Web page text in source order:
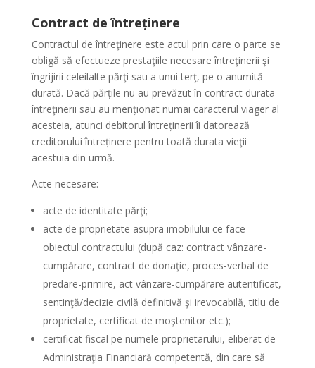
Contract de întreținere
Contractul de întreţinere este actul prin care o parte se
obligă să efectueze prestaţiile necesare întreţinerii şi
îngrijirii celeilalte părţi sau a unui terţ, pe o anumită
durată. Dacă părțile nu au prevăzut în contract durata
întreţinerii sau au menționat numai caracterul viager al
acesteia, atunci debitorul întreținerii îi datorează
creditorului întreținere pentru toată durata vieţii
acestuia din urmă.
Acte necesare:
acte de identitate părţi;
acte de proprietate asupra imobilului ce face
obiectul contractului (după caz: contract vânzare-
cumpărare, contract de donaţie, proces-verbal de
predare-primire, act vânzare-cumpărare autentificat,
sentinţă/decizie civilă definitivă şi irevocabilă, titlu de
proprietate, certificat de moştenitor etc.);
certificat fiscal pe numele proprietarului, eliberat de
Administraţia Financiară competentă, din care să